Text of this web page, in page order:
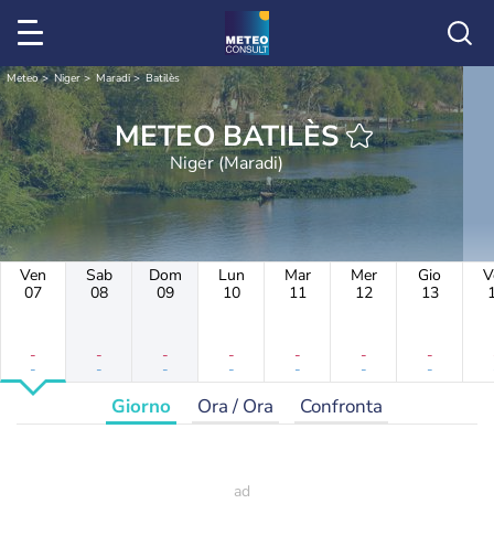
Meteo Niger Maradi Batilès
METEO BATILÈS
Niger (Maradi)
Ven
07
-
-
Sab
08
-
-
Dom
09
-
-
Lun
10
-
-
Mar
11
-
-
Mer
12
-
-
Gio
13
-
-
Giorno Ora / Ora Confronta